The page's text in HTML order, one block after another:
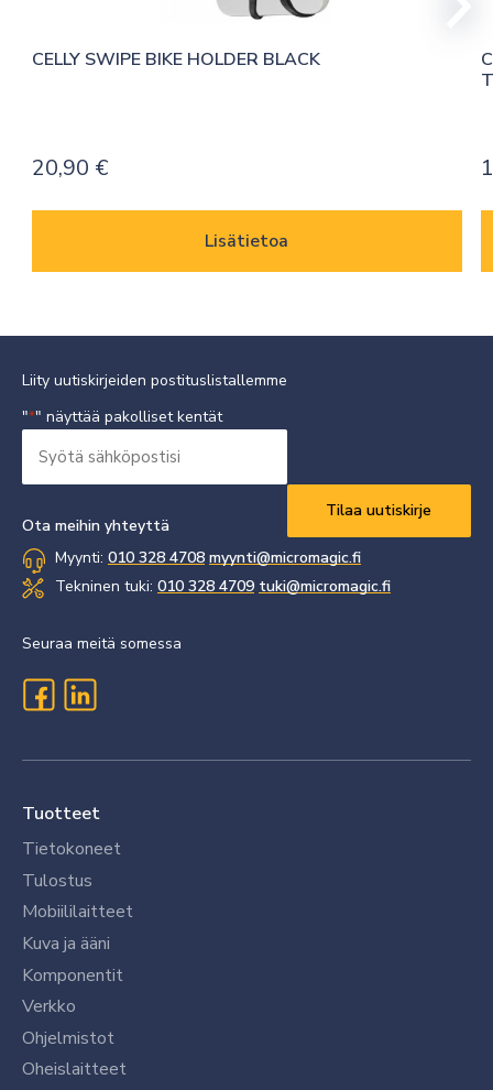
CELLY SWIPE BIKE HOLDER BLACK
20,90 €
Lisätietoa
Liity uutiskirjeiden postituslistallemme
"*" näyttää pakolliset kentät
sähköpostisi
Ota meihin yhteyttä
Myynti: 010 328 4708 myynti@micromagic.fi
Tekninen tuki: 010 328 4709 tuki@micromagic.fi
Seuraa meitä somessa
Tuotteet
Tietokoneet
Tulostus
Mobiililaitteet
Kuva ja ääni
Komponentit
Verkko
Ohjelmistot
Oheislaitteet